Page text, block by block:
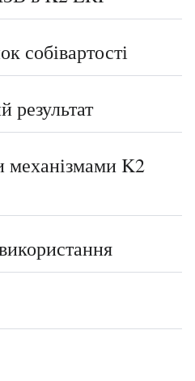
собівартості
результат
механізмами K2